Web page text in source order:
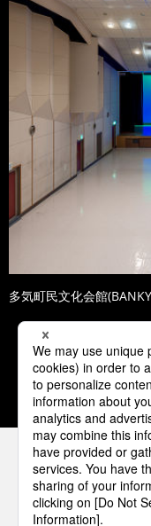
多気町民文化会館
1 2
パナソニッ